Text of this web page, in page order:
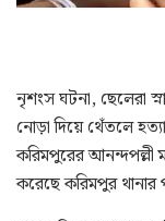
নৃশংস ঘটনা, ছেলেরা
নোড়া দিয়ে থেঁতলে
করিমপুরের আনন্দপল্লী
করেছে করিমপুর থানার